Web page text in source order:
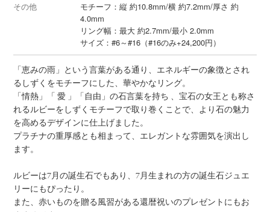
その他
モチーフ：縦 約10.8mm/横 約7.2mm/厚さ 約
4.0mm
リング幅：最大 約2.7mm/最小 2.0mm
サイズ：#6～#16（#16のみ+24,200円）
「恵みの雨」という言葉がある通り、エネルギーの象徴とされ
るしずくをモチーフにした、華やかなリング。
「情熱」「 愛 」「自由」の石言葉を持ち 、宝石の女王とも称さ
れるルビーをしずくモチーフで取り巻くことで、より石の魅力
を高めるデザインに仕上げました。
プラチナの重厚感とも相まって、エレガントな雰囲気を演出し
ます。
ルビーは7月の誕生石でもあり、7月生まれの方の誕生石ジュエ
リーにもぴったり。
また、赤いものを贈る風習がある還暦祝いのプレゼントにもお